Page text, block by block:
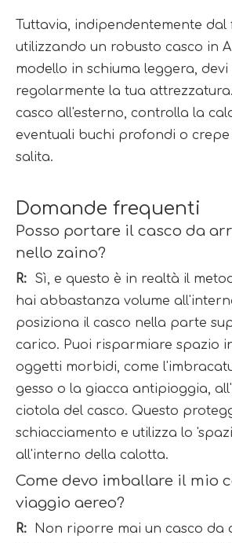
Tuttavia, indipendentemente
utilizzando un robusto casco in
modello in schiuma leggera,
regolarmente la tua
casco all'esterno, controlla la
eventuali buchi profondi o
salita.
Domande frequenti
Posso portare il casco da
nello zaino?
R:
Sì, e questo è in realtà il
hai abbastanza volume
posiziona il casco nella parte
carico. Puoi risparmiare spazio
oggetti morbidi, come
gesso o la giacca antipioggia,
ciotola del casco. Questo
schiacciamento e utilizza lo
all'interno della calotta.
Come devo imballare il mio
viaggio aereo?
R:
Non riporre mai un casco da